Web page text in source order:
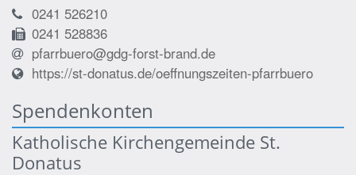
0241 526210
0241 528836
pfarrbuero@gdg-forst-brand.de
https://st-donatus.de/oeffnungszeiten-pfarrbuero
Spendenkonten
Katholische Kirchengemeinde St.
Donatus